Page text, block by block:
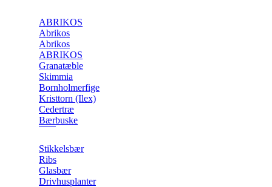
ABRIKOS
Abrikos
Abrikos
ABRIKOS
Granatæble
Skimmia
Bornholmerfige
Kristtorn (Ilex)
Cedertræ
Bærbuske
Stikkelsbær
Ribs
Glasbær
Drivhusplanter